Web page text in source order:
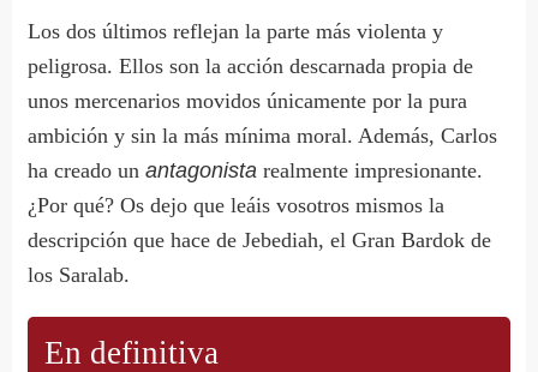
Los dos últimos reflejan la parte más violenta y
peligrosa. Ellos son la acción descarnada propia de
unos mercenarios movidos únicamente por la pura
ambición y sin la más mínima moral. Además, Carlos
ha creado unantagonista realmente impresionante.
¿Por qué? Os dejo que leáis vosotros mismos la
descripción que hace de Jebediah, el Gran Bardok de
los Saralab.
En definitiva